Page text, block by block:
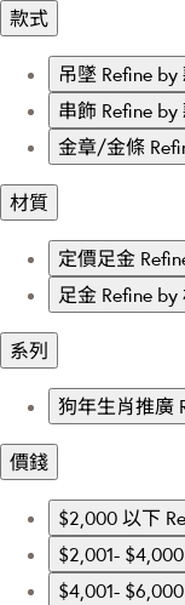
款式
吊墜 Refine
串飾 Refine
金章/金條
材質
定價足金
足金 Refine
系列
狗年生肖推廣
價錢
$2,000 以下
$2,001- $4,000
$4,001- $6,000